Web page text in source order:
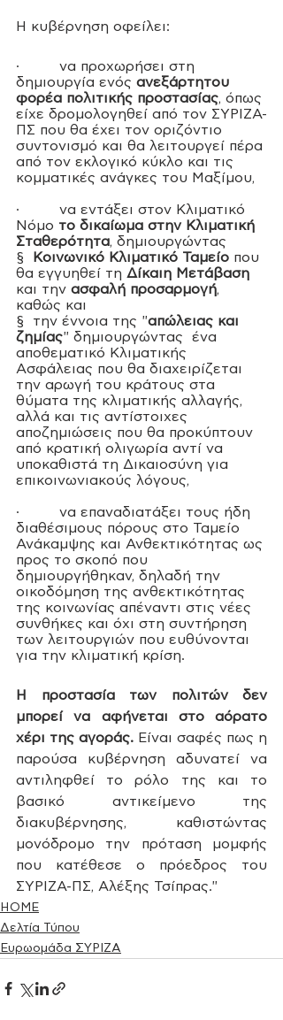
Η κυβέρνηση οφείλει:
· να προχωρήσει στη
δημιουργία ενός ανεξάρτητου
φορέα πολιτικής προστασίας, όπως
είχε δρομολογηθεί από τον ΣΥΡΙΖΑ-
ΠΣ που θα έχει τον οριζόντιο
συντονισμό και θα λειτουργεί πέρα
από τον εκλογικό κύκλο και τις
κομματικές ανάγκες του Μαξίμου,
·         να εντάξει στον Κλιματικό
Νόμο το δικαίωμα στην Κλιματική
Σταθερότητα, δημιουργώντας
§
Κοινωνικό Κλιματικό Ταμείο που
θα εγγυηθεί τη Δίκαιη Μετάβαση
και την ασφαλή προσαρμογή,
καθώς και
§  την έννοια της "απώλειας και
ζημίας" δημιουργώντας  ένα
αποθεματικό Κλιματικής
Ασφάλειας που θα διαχειρίζεται
την αρωγή του κράτους στα
θύματα της κλιματικής αλλαγής,
αλλά και τις αντίστοιχες
αποζημιώσεις που θα προκύπτουν
από κρατική ολιγωρία αντί να
υποκαθιστά τη Δικαιοσύνη για
επικοινωνιακούς λόγους,
·         να επαναδιατάξει τους ήδη
διαθέσιμους πόρους στο Ταμείο
Ανάκαμψης και Ανθεκτικότητας ως
προς το σκοπό που
δημιουργήθηκαν, δηλαδή την
οικοδόμηση της ανθεκτικότητας
της κοινωνίας απέναντι στις νέες
συνθήκες και όχι στη συντήρηση
των λειτουργιών που ευθύνονται
για την κλιματική κρίση.
Η προστασία των πολιτών δεν
μπορεί να αφήνεται στο αόρατο
χέρι της αγοράς. Είναι σαφές πως η
παρούσα κυβέρνηση αδυνατεί να
αντιληφθεί το ρόλο της και το
βασικό αντικείμενο της
διακυβέρνησης, καθιστώντας
μονόδρομο την πρόταση μομφής
που κατέθεσε ο πρόεδρος του
ΣΥΡΙΖΑ-ΠΣ, Αλέξης Τσίπρας."
HOME
Δελτία Τύπου
Ευρωομάδα ΣΥΡΙΖΑ